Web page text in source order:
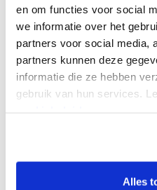
en om functies voor social
we informatie over het
partners voor social media,
partners kunnen deze
informatie die ze hebben
gebruik van hun services.
Alles
Een impressie van de